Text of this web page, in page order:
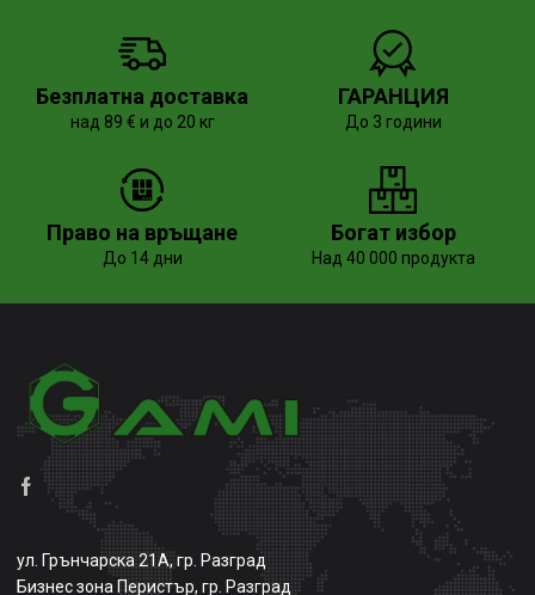
Безплатна доставка
над 89 € и до 20 кг
ГАРАНЦИЯ
До 3 години
Право на връщане
До 14 дни
Богат избор
Над 40 000 продукта
ул. Грънчарска 21А, гр. Разград
Бизнес зона Перистър, гр. Разград